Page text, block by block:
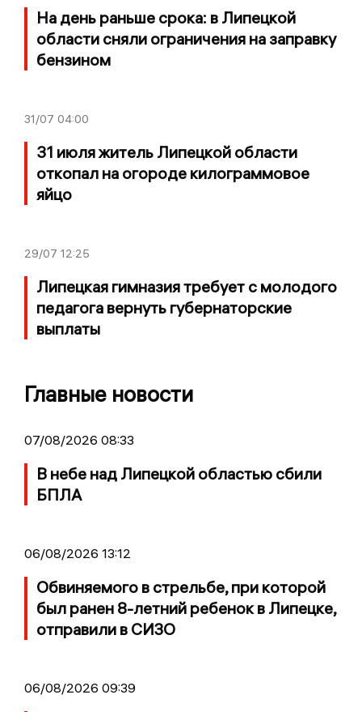
На день раньше срока: в Липецкой
области сняли ограничения на заправку
бензином
31/07 04:00
31 июля житель Липецкой области
откопал на огороде килограммовое
яйцо
29/07 12:25
Липецкая гимназия требует с молодого
педагога вернуть губернаторские
выплаты
Главные новости
07/08/2026 08:33
В небе над Липецкой областью сбили
БПЛА
06/08/2026 13:12
Обвиняемого в стрельбе, при которой
был ранен 8-летний ребенок в Липецке,
отправили в СИЗО
06/08/2026 09:39